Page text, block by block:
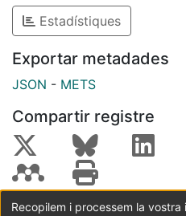
Estadístiques
Exportar metadades
JSON - METS
Compartir registre
Recopilem i processem la